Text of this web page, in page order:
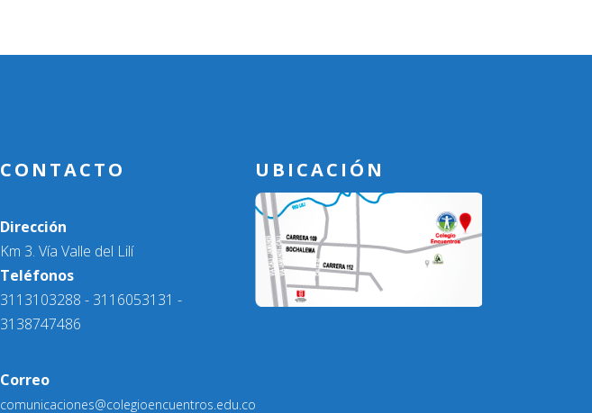
CONTACTO
Dirección
Km 3. Vía Valle del Lilí
Teléfonos
3113103288 - 3116053131 -
3138747486
Correo
comunicaciones@colegioencuentros.edu.co
UBICACIÓN